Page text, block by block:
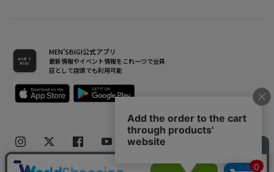
MEN’SBIGI公式アプリ
最新情報やイベント情報をこれ一つで会員
証として店頭でも利用可能